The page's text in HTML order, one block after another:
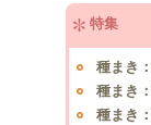
特集
種まき
種まき
種まき